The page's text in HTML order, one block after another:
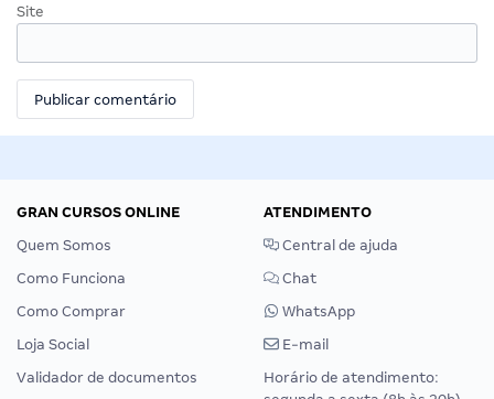
Site
GRAN CURSOS ONLINE
Quem Somos
Como Funciona
Como Comprar
Loja Social
Validador de documentos
ATENDIMENTO
Central de ajuda
Chat
WhatsApp
E-mail
Horário de atendimento: